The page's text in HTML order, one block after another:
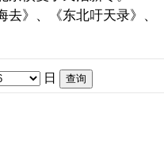
》、《东北吁天录》、
日